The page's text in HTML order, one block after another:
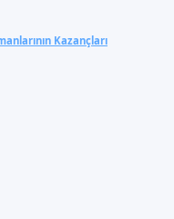
Kazançları